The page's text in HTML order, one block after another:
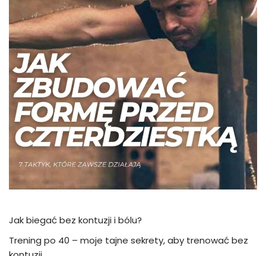
Jak biegać bez kontuzji i bólu?
Trening po 40 – moje tajne sekrety, aby trenować bez